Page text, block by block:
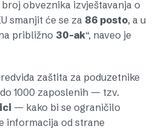
obveznika izvještavanja o
smanjit će se za 86 posto, a u
približno 30-ak“, naveo je
zaštita za poduzetnike
1000 zaposlenih — tzv.
— kako bi se ograničilo
informacija od strane